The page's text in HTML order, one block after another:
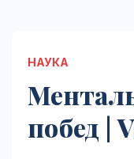
НАУКА
побед |